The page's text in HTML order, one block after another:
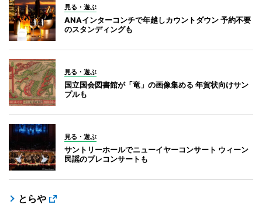
見る・遊ぶ
ANAインターコンチで年越しカウントダウン 予約不要
のスタンディングも
見る・遊ぶ
国立国会図書館が「竜」の画像集める 年賀状向けサン
プルも
見る・遊ぶ
サントリーホールでニューイヤーコンサート ウィーン
民謡のプレコンサートも
とらや